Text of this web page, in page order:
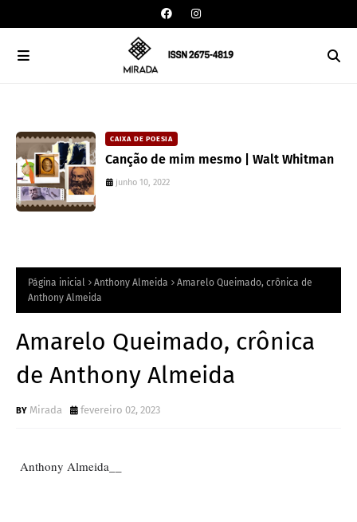
CAIXA DE POESIA
Canção de mim mesmo | Walt Whitman
junho 10, 2022
Página inicial Anthony Almeida
Amarelo Queimado, crônica de
Anthony Almeida
Amarelo Queimado, crônica
de Anthony Almeida
Mirada fevereiro 02, 2023
Anthony Almeida__